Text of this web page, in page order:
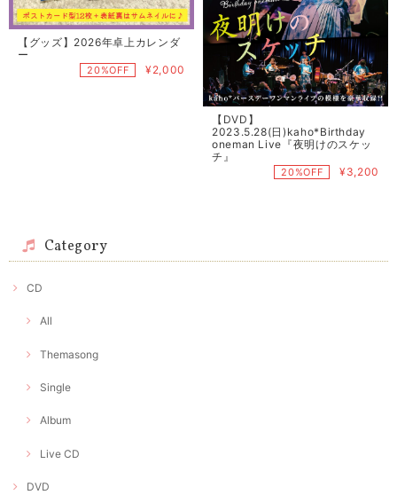
【グッズ】2026年卓上カレンダ
ー
20%OFF ¥2,000
【DVD】
2023.5.28(日)kaho*Birthday
oneman Live『夜明けのスケッ
チ』
20%OFF ¥3,200
Category
CD
All
Themasong
Single
Album
Live CD
DVD